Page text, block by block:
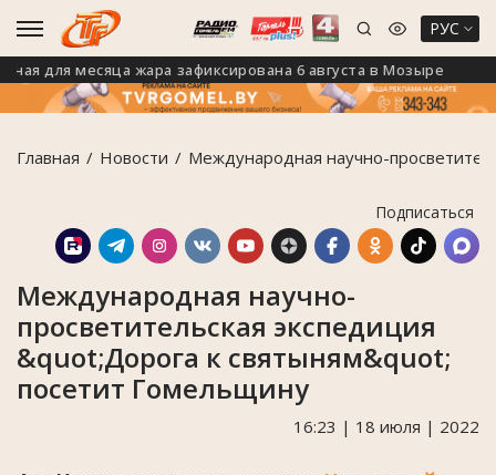
РУС
для месяца жара зафиксирована 6 августа в Мозыре
Главная Новости Международная научно-
Подписаться
Международная научно-
просветительская экспедиция
&quot;Дорога к святыням&quot;
посетит Гомельщину
16:23 | 18 июля | 2022